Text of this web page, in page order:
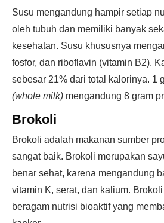
Susu mengandung hampir setiap
oleh tubuh dan memiliki banyak
kesehatan. Susu khususnya
fosfor, dan riboflavin (vitamin B2).
sebesar 21% dari total kalorinya. 1
(whole milk) mengandung 8 gram
Brokoli
Brokoli adalah makanan sumber
sangat baik. Brokoli merupakan
benar sehat, karena mengandung
vitamin K, serat, dan kalium.
beragam nutrisi bioaktif yang